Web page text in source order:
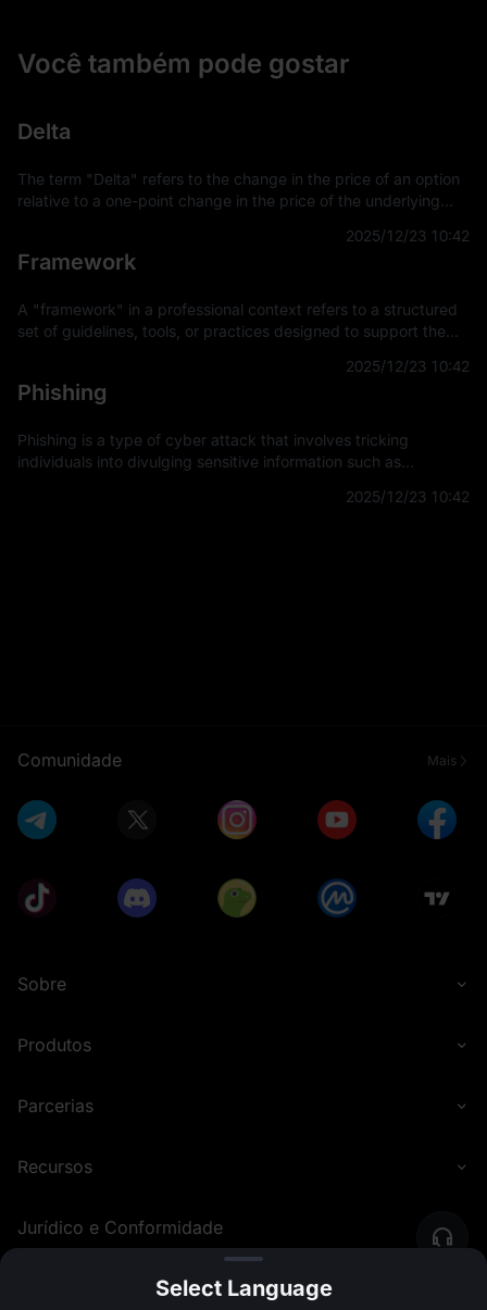
Você também pode gostar
Delta
The term "Delta" refers to the change in the price of an option
relative to a one-point change in the price of the underlying
2025/12/23 10:42
Framework
A "framework" in a professional context refers to a structured
set of guidelines, tools, or practices designed to support the
2025/12/23 10:42
Phishing
Phishing is a type of cyber attack that involves tricking
individuals into divulging sensitive information such as
2025/12/23 10:42
Comunidade Mais
Sobre
Produtos
Parcerias
Recursos
Jurídico e Conformidade
Select Language